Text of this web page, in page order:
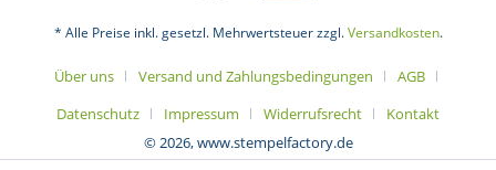
* Alle Preise inkl. gesetzl. Mehrwertsteuer zzgl.Versandkosten.
Über uns Versand und Zahlungsbedingungen
AGB
Datenschutz
Impressum Widerrufsrecht
Kontakt
© 2026, www.stempelfactory.de